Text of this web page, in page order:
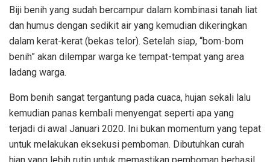
Biji benih yang sudah bercampur dalam kombinasi tanah liat
dan humus dengan sedikit air yang kemudian dikeringkan
dalam kerat-kerat (bekas telor). Setelah siap, “bom-bom
benih” akan dilempar warga ke tempat-tempat yang area
ladang warga.
Bom benih sangat tergantung pada cuaca, hujan sekali lalu
kemudian panas kembali menyengat seperti apa yang
terjadi di awal Januari 2020. Ini bukan momentum yang tepat
untuk melakukan eksekusi pemboman. Dibutuhkan curah